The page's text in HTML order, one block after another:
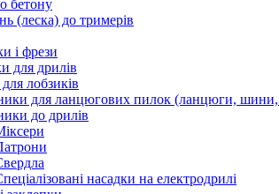
бетону
(леска) до тримерів
і фрези
для дрилів
лобзиків
для ланцюгових пилок (ланцюги, шини,
до дрилів
насадки на електродрилі